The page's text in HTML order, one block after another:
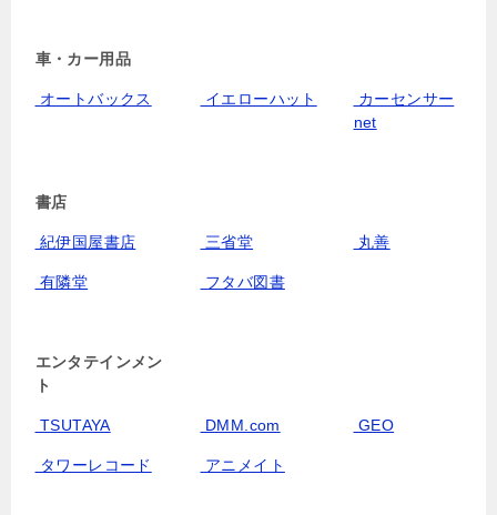
車・カー用品
オートバックス イエローハット
カーセンサー
net
書店
紀伊国屋書店 三省堂 丸善
有隣堂 フタバ図書
エンタテインメン
ト
TSUTAYA DMM.com GEO
タワーレコード アニメイト